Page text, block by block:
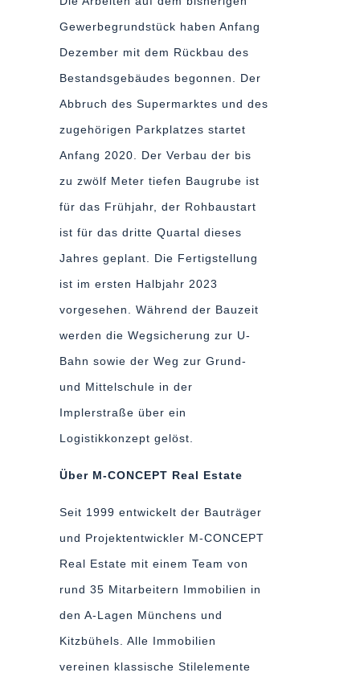
Gewerbegrundstück haben Anfang
Dezember mit dem Rückbau des
Bestandsgebäudes begonnen. Der
Abbruch des Supermarktes und des
zugehörigen Parkplatzes startet
Anfang 2020. Der Verbau der bis
zu zwölf Meter tiefen Baugrube ist
für das Frühjahr, der Rohbaustart
ist für das dritte Quartal dieses
Jahres geplant. Die Fertigstellung
ist im ersten Halbjahr 2023
vorgesehen. Während der Bauzeit
werden die Wegsicherung zur U-
Bahn sowie der Weg zur Grund-
und Mittelschule in der
Implerstraße über ein
Logistikkonzept gelöst.
Über M-CONCEPT Real Estate
Seit 1999 entwickelt der Bauträger
und Projektentwickler M-CONCEPT
Real Estate mit einem Team von
rund 35 Mitarbeitern Immobilien in
den A-Lagen Münchens und
Kitzbühels. Alle Immobilien
vereinen klassische Stilelemente